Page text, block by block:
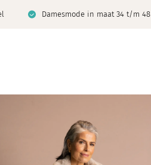
Damesmode in maat 34 t/m 48